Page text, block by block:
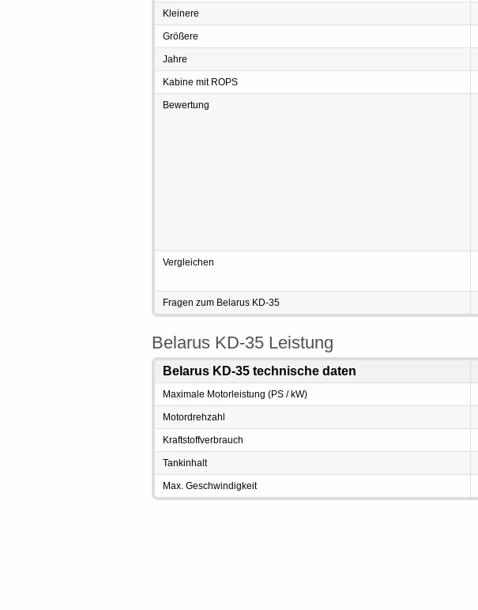
Kleinere
Größere
Jahre
Kabine mit ROPS
Bewertung
Vergleichen
Fragen zum Belarus KD-35
Belarus KD-35 Leistung
Belarus KD-35 technische daten
Maximale Motorleistung (PS / kW)
Motordrehzahl
Kraftstoffverbrauch
Tankinhalt
Max. Geschwindigkeit